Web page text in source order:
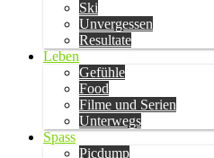
Ski
Unvergessen
Resultate
Leben
Gefühle
Food
Filme und Serien
Unterwegs
Spass
Picdump